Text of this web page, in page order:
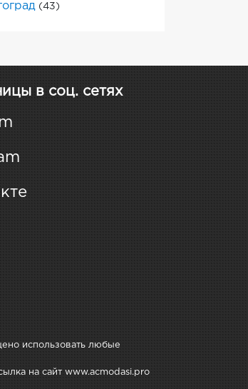
(43)
в соц. сетях
использовать любые
на сайт www.acmodasi.pro